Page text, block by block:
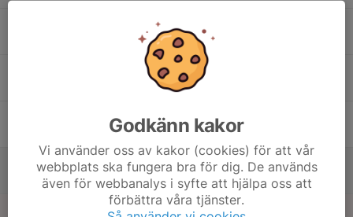
Träning
Godkänn kakor
Vi använder oss av kakor (cookies) för att vår
webbplats ska fungera bra för dig. De används
även för webbanalys i syfte att hjälpa oss att
förbättra våra tjänster.